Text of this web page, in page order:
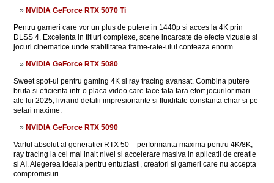
NVIDIA GeForce RTX 5070 Ti
Pentru gameri care vor un plus de putere in 1440p si acces la 4K prin
DLSS 4. Excelenta in titluri complexe, scene incarcate de efecte vizuale si
jocuri cinematice unde stabilitatea frame-rate-ului conteaza enorm.
NVIDIA GeForce RTX 5080
Sweet spot-ul pentru gaming 4K si ray tracing avansat. Combina putere
bruta si eficienta intr-o placa video care face fata fara efort jocurilor mari
ale lui 2025, livrand detalii impresionante si fluiditate constanta chiar si pe
setari maxime.
NVIDIA GeForce RTX 5090
Varful absolut al generatiei RTX 50 – performanta maxima pentru 4K/8K,
ray tracing la cel mai inalt nivel si accelerare masiva in aplicatii de creatie
si AI. Alegerea ideala pentru entuziasti, creatori si gameri care nu accepta
compromisuri.